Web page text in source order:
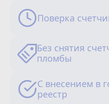
Вопрос-ответ
Юридические лица
Полезное
Поверка
Без снятия
пломбы
С внесением в
реестр